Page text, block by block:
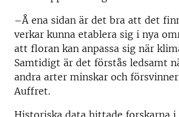
–Å ena sidan är det bra att det
verkar kunna etablera sig i nya
att floran kan anpassa sig när
Samtidigt är det förstås ledsamt
andra arter minskar och
Auffret.
Historiska data hittade forskarna